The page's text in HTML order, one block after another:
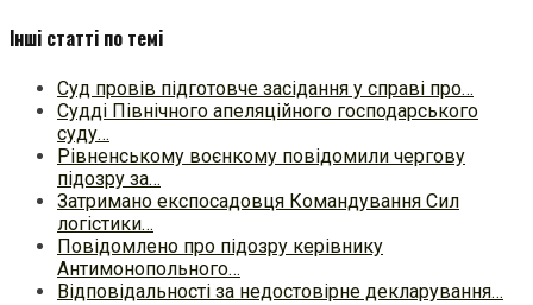
Інші статті по темі
Суд провів підготовче засідання у справі про…
Судді Північного апеляційного господарського
суду…
Рівненському воєнкому повідомили чергову
підозру за…
Затримано експосадовця Командування Сил
логістики…
Повідомлено про підозру керівнику
Антимонопольного…
Відповідальності за недостовірне декларування…